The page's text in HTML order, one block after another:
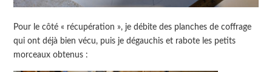
Pour le côté « récupération », je débite des planches de coffrage
qui ont déjà bien vécu, puis je dégauchis et rabote les petits
morceaux obtenus :